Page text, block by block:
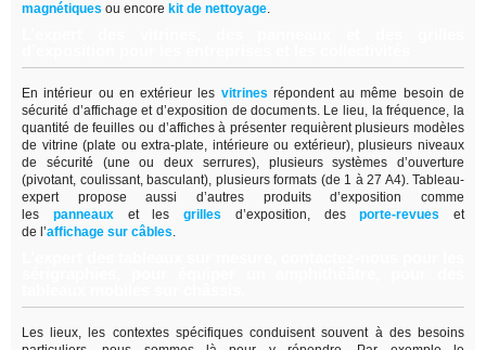
magnétiques ou encore kit de nettoyage.
En intérieur ou en extérieur les vitrines répondent au même besoin de
sécurité d’affichage et d’exposition de documents. Le lieu, la fréquence, la
quantité de feuilles ou d’affiches à présenter requièrent plusieurs modèles
de vitrine (plate ou extra-plate, intérieure ou extérieur), plusieurs niveaux
de sécurité (une ou deux serrures), plusieurs systèmes d’ouverture
(pivotant, coulissant, basculant), plusieurs formats (de 1 à 27 A4). Tableau-
expert propose aussi d’autres produits d’exposition comme
les
panneaux et les grilles d’exposition, des porte-revues
et
de l’affichage sur câbles.
Les lieux, les contextes spécifiques conduisent souvent à des besoins